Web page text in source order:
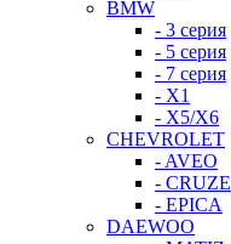
BMW
- 3 серия
- 5 серия
- 7 серия
- X1
- X5/X6
CHEVROLET
- AVEO
- CRUZE
- EPICA
DAEWOO